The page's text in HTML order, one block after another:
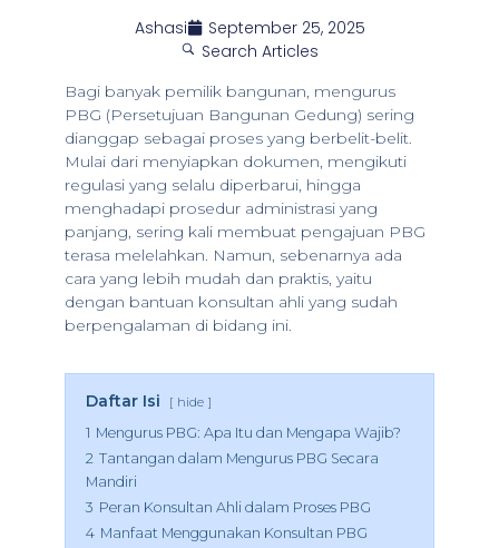
Ashasi
September 25, 2025
Search Articles
Bagi banyak pemilik bangunan, mengurus
PBG (Persetujuan Bangunan Gedung) sering
dianggap sebagai proses yang berbelit-belit.
Mulai dari menyiapkan dokumen, mengikuti
regulasi yang selalu diperbarui, hingga
menghadapi prosedur administrasi yang
panjang, sering kali membuat pengajuan PBG
terasa melelahkan. Namun, sebenarnya ada
cara yang lebih mudah dan praktis, yaitu
dengan bantuan konsultan ahli yang sudah
berpengalaman di bidang ini.
Daftar Isi hide
1 Mengurus PBG: Apa Itu dan Mengapa Wajib?
2 Tantangan dalam Mengurus PBG Secara
Mandiri
3 Peran Konsultan Ahli dalam Proses PBG
4 Manfaat Menggunakan Konsultan PBG